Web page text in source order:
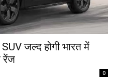
जल्द होगी भारत में
रेंज
0